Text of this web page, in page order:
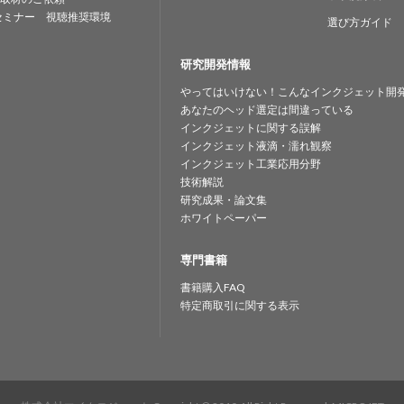
ミナー 視聴推奨環境
選び方ガイド
研究開発情報
やってはいけない！こんなインクジェット開
あなたのヘッド選定は間違っている
インクジェットに関する誤解
インクジェット液滴・濡れ観察
インクジェット工業応用分野
技術解説
研究成果・論文集
ホワイトペーパー
専門書籍
書籍購入FAQ
特定商取引に関する表示